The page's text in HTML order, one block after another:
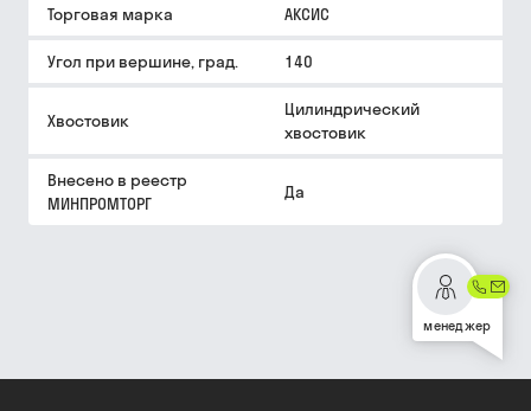
Торговая марка АКСИС
Угол при вершине, град. 140
Хвостовик
Цилиндрический
хвостовик
Внесено в реестр
МИНПРОМТОРГ
Да
менеджер